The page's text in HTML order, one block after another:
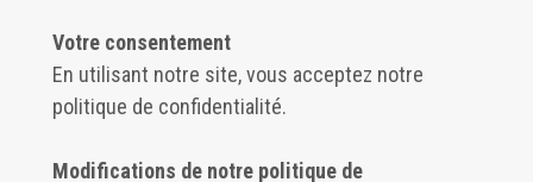
Votre consentement
En utilisant notre site, vous acceptez notre
politique de confidentialité.
Modifications de notre politique de